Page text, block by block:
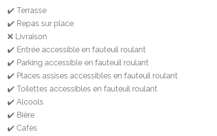
✔️ Terrasse
✔️ Repas sur place
❌ Livraison
✔️ Entrée accessible en fauteuil roulant
✔️ Parking accessible en fauteuil roulant
✔️ Places assises accessibles en fauteuil roulant
✔️ Toilettes accessibles en fauteuil roulant
✔️ Alcools
✔️ Bière
✔️ Cafés